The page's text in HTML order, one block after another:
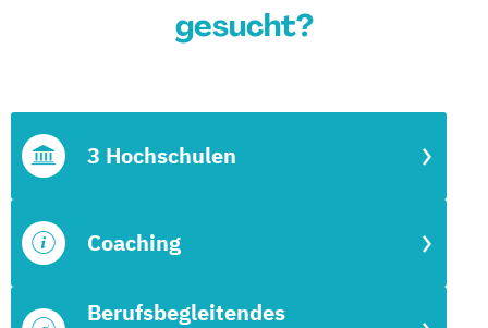
gesucht?
Berufsbegleitendes
Coaching
3 Hochschulen